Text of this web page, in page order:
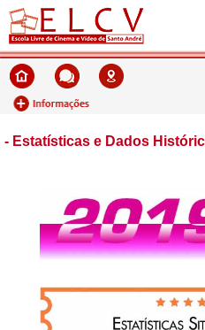
- Estatísticas e Dados